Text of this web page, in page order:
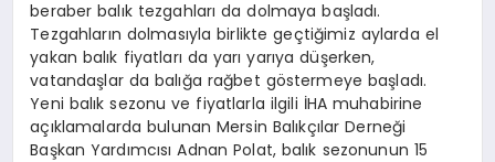
beraber balık tezgahları da dolmaya başladı.
Tezgahların dolmasıyla birlikte geçtiğimiz aylarda el
yakan balık fiyatları da yarı yarıya düşerken,
vatandaşlar da balığa rağbet göstermeye başladı.
Yeni balık sezonu ve fiyatlarla ilgili İHA muhabirine
açıklamalarda bulunan Mersin Balıkçılar Derneği
Başkan Yardımcısı Adnan Polat, balık sezonunun 15